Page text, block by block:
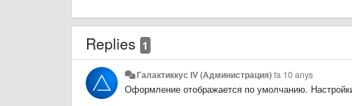
Replies 1
Галактиккус IV (Администрация)fa 10 anys
Оформление отображается по умолчанию.